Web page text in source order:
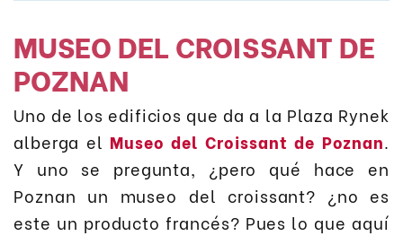
MUSEO DEL CROISSANT DE
POZNAN
Uno de los edificios que da a la Plaza Rynek
alberga el Museo del Croissant de Poznan.
Y uno se pregunta, ¿pero qué hace en
Poznan un museo del croissant? ¿no es
este un producto francés? Pues lo que aquí